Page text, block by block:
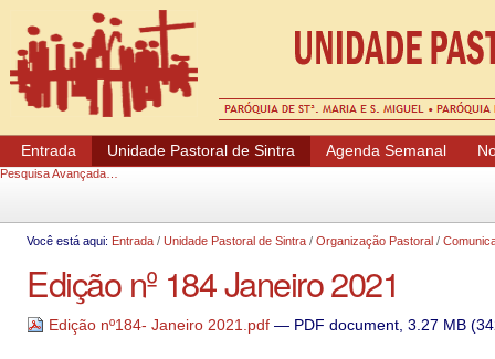
Ferramentas Pessoais
Entrada Unidade Pastoral de Sintra Agenda Semanal
Pesquisa Avançada…
Você está aqui: Entrada / Unidade Pastoral de Sintra / Organização Pastoral /
Edição nº 184 Janeiro 2021
Edição nº184- Janeiro 2021.pdf— PDF document, 3.27 MB